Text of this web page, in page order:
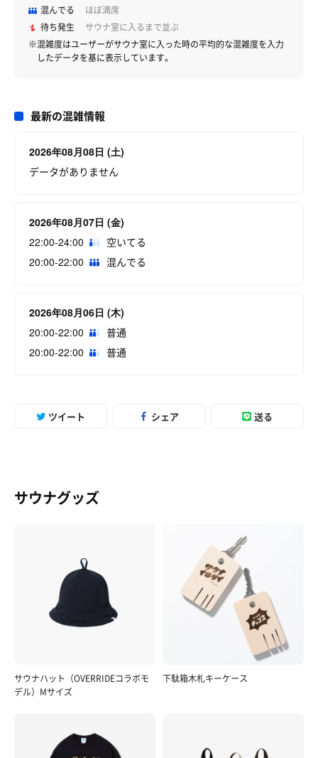
混んでる
ほぼ満席
待ち発生
サウナ室に入るまで並ぶ
※混雑度はユーザーがサウナ室に入った時の平均的な混雑度を入力
したデータを基に表示しています。
最新の混雑情報
2026年08月08日 (土)
データがありません
2026年08月07日 (金)
22:00-24:00
空いてる
20:00-22:00
混んでる
2026年08月06日 (木)
20:00-22:00
普通
20:00-22:00
普通
ツイート シェア 送る
サウナグッズ
サウナハット（OVERRIDEコラボモ
デル）Mサイズ
下駄箱木札キーケース